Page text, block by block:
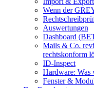
Wenn der
Auswertungen
Dashboard
Mails & Co.
rechtskonform
ID-Inspect
Hardware: Was
Fenster &